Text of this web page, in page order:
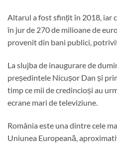
Altarul a fost sfințit în 2018, iar
în jur de 270 de milioane de
provenit din bani publici,
La slujba de inaugurare de
președintele Nicușor Dan și
timp ce mii de credincioși au
ecrane mari de televiziune.
România este una dintre cele
Uniunea Europeană,